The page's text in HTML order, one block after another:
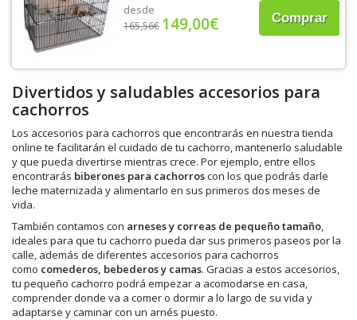
desde
165,56€ 149,00€ Comprar
Divertidos y saludables accesorios para
cachorros
Los accesorios para cachorros que encontrarás en nuestra tienda
online te facilitarán el cuidado de tu cachorro, mantenerlo saludable
y que pueda divertirse mientras crece. Por ejemplo, entre ellos
encontrarás biberones para cachorroscon los que podrás darle
leche maternizada y alimentarlo en sus primeros dos meses de
vida.
También contamos con arneses y correas de pequeño tamaño,
ideales para que tu cachorro pueda dar sus primeros paseos por la
calle, además de diferentes accesorios para cachorros
como comederos, bebederos y camas. Gracias a estos accesorios,
tu pequeño cachorro podrá empezar a acomodarse en casa,
comprender donde va a comer o dormir a lo largo de su vida y
adaptarse y caminar con un arnés puesto.